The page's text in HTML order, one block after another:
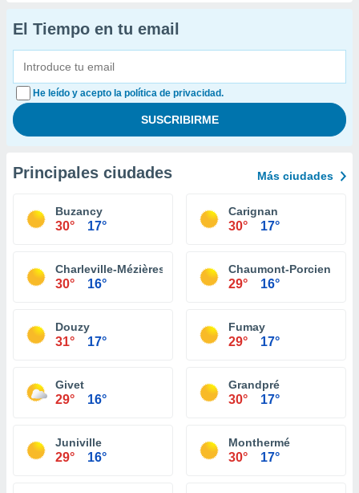
El Tiempo en tu email
He leído y acepto la política de privacidad.
Principales ciudades Más ciudades
Buzancy
30° 17°
Carignan
30° 17°
Charleville-Mézières
30° 16°
Chaumont-Porcien
29° 16°
Douzy
31° 17°
Fumay
29° 17°
Givet
29° 16°
Grandpré
30° 17°
Juniville
29° 16°
Monthermé
30° 17°